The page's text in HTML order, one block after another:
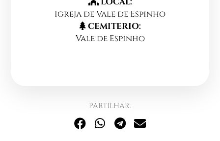
Igreja de Vale de Espinho
CEMITERIO:
Vale de Espinho
PARTILHAR: